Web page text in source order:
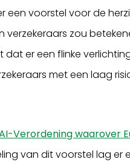
een voorstel voor de
zou
er een flinke
met een laag
Verordening waarover
van dit voorstel lag er